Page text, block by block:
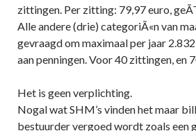
zittingen. Per zitting: 79,97 euro,
Alle andere (drie) categoriÃ«n van
gevraagd om maximaal per jaar
aan penningen. Voor 40 zittingen, en
Het is geen verplichting.
Nogal wat SHM’s vinden het maar
bestuurder vergoed wordt zoals een